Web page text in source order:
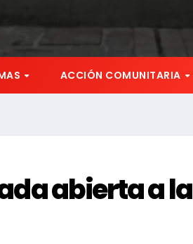
ACCIÓN COMUNITARIA
abierta a la